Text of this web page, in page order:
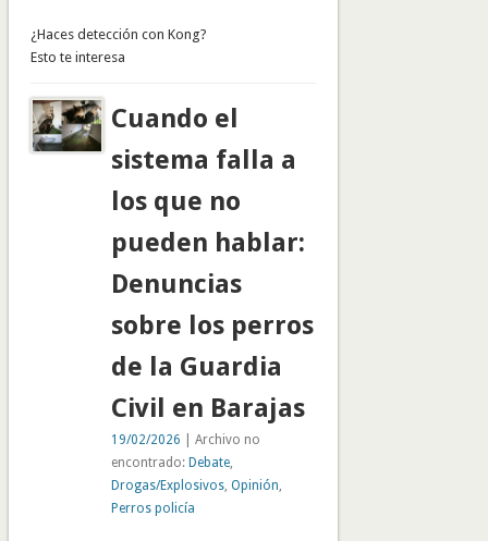
¿Haces detección con Kong?
Esto te interesa
Cuando el
sistema falla a
los que no
pueden hablar:
Denuncias
sobre los perros
de la Guardia
Civil en Barajas
19/02/2026 | Archivo no
encontrado: Debate,
Drogas/Explosivos, Opinión
Perros policía